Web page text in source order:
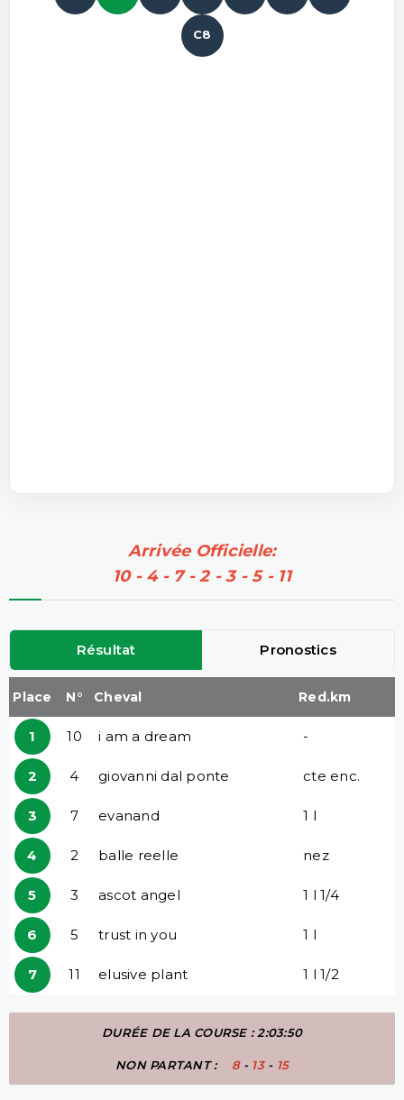
C8
Arrivée Officielle:
10 - 4 - 7 - 2 - 3 - 5 - 11
Résultat Pronostics
Place N° Cheval Red.km
1 10 i am a dream -
2 4 giovanni dal ponte cte enc.
3 7 evanand 1 l
4 2 balle reelle nez
5 3 ascot angel 1 l 1/4
6 5 trust in you 1 l
7 11 elusive plant 1 l 1/2
DURÉE DE LA COURSE : 2:03:50
NON PARTANT : 8- 13- 15